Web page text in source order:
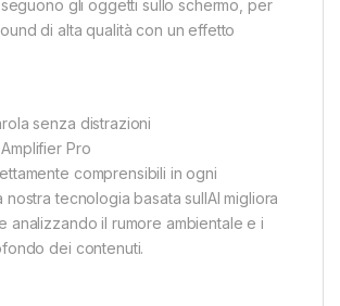
seguono gli oggetti sullo schermo, per
di alta qualità con un effetto
senza distrazioni
Pro
comprensibili in ogni
nostra tecnologia basata sullAI migliora
analizzando il rumore ambientale e i
dei contenuti.